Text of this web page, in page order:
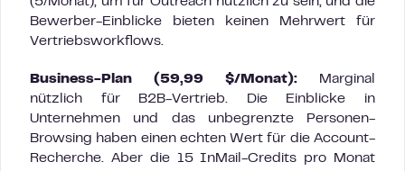
Bewerber-Einblicke bieten keinen Mehrwert für
Vertriebsworkflows.
Business-Plan (59,99 $/Monat): Marginal
nützlich für B2B-Vertrieb. Die Einblicke in
Unternehmen und das unbegrenzte Personen-
Browsing haben einen echten Wert für die Account-
Recherche. Aber die 15 InMail-Credits pro Monat